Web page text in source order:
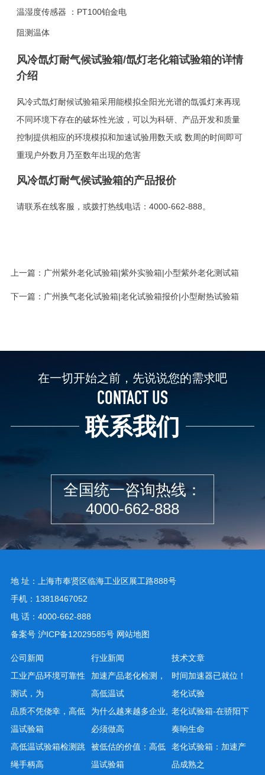
温湿度传感器 ： PT100铂金电
阻测温体
风冷氙灯耐气候试验箱/氙灯老化箱试验箱的详情
介绍
风冷式氙灯耐候试验箱采用能模拟全阳光光谱的氙弧灯来再现
不同环境下存在的破坏性光波，可以为科研、产品开发和质量
控制提供相应的环境模拟和加速试验用数天或 数周的时间即可
重现户外数月乃至数年出现的危害
风冷氙灯耐气候试验箱的产品报价
请联系在线客服，或拨打热线电话：4000-662-888。
上一篇： 广州紫外老化试验箱|紫外实验箱|小型紫外老化测试箱
下一篇： 广州换气老化试验箱|老化试验箱报价|小型耐热试验箱
在一切开始之前，先说说您的需求吧
CONTACT US
联系我们
全国统一咨询热线：
4000-662-888
地 址：上海市奉贤区临海工业区展工路888号
手机：13818467052
电 话：4000-662-888
备案号 沪ICP备12029585号 网站地图
公司新闻
工业产品环境可靠性
测试，为
品质不凭侥幸，高低
温试验箱
高低温试验箱检测跳
绳手柄高
行业新闻
加速产品老化检测，
高低温试
为什么越来越多企业,
必须做高
被低估的价值：高低
温试验箱
技术文章
时间加速器已就位！
老化试验
老化试验箱-在骄阳下
奏响生命
老化试验箱：加速产
品成熟之